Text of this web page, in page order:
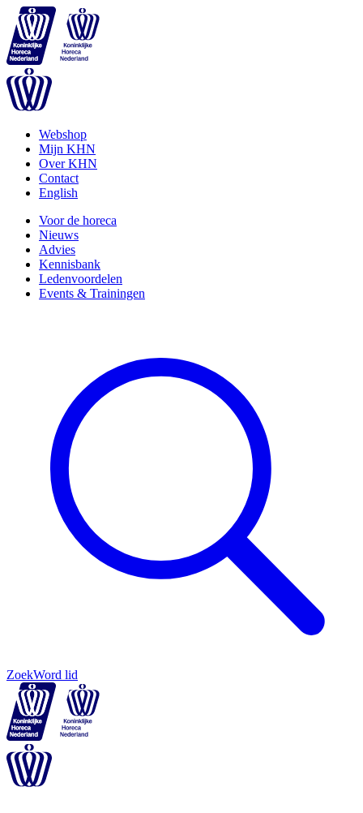
Webshop
Mijn KHN
Over KHN
Contact
English
Voor de horeca
Nieuws
Advies
Kennisbank
Ledenvoordelen
Events & Trainingen
ZoekWord lid